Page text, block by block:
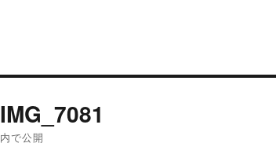
稿
IMG_7081
内で公開